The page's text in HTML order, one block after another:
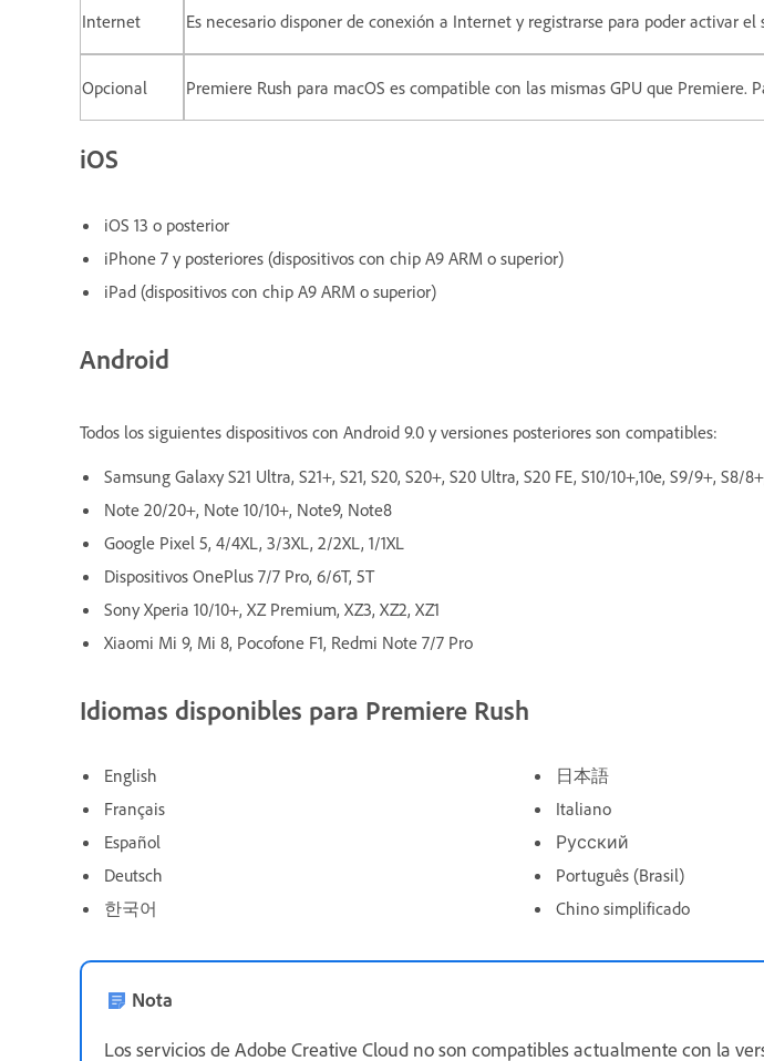
Internet Es necesario disponer de conexión a Internet y registrarse para poder activar
Opcional Premiere Rush para macOS es compatible con las mismas GPU que Premiere.
iOS
iOS 13 o posterior
iPhone 7 y posteriores (dispositivos con chip A9 ARM o superior)
iPad (dispositivos con chip A9 ARM o superior)
Android
Todos los siguientes dispositivos con Android 9.0 y versiones posteriores son compatibles:
Samsung Galaxy S21 Ultra, S21+, S21, S20, S20+, S20 Ultra, S20 FE, S10/10+,10e, S9/9+,
Note 20/20+, Note 10/10+, Note9, Note8
Google Pixel 5, 4/4XL, 3/3XL, 2/2XL, 1/1XL
Dispositivos OnePlus 7/7 Pro, 6/6T, 5T
Sony Xperia 10/10+, XZ Premium, XZ3, XZ2, XZ1
Xiaomi Mi 9, Mi 8, Pocofone F1, Redmi Note 7/7 Pro
Idiomas disponibles para Premiere Rush
English
Français
Español
Deutsch
한국어
日本語
Italiano
Русский
Português (Brasil)
Chino simplificado
Nota
Los servicios de Adobe Creative Cloud no son compatibles actualmente con la